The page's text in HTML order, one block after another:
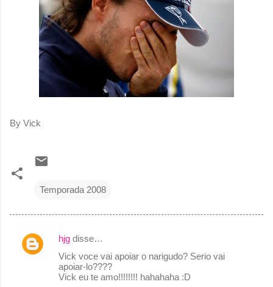
By Vick
Temporada 2008
C
hjg disse…
Vick voce vai apoiar o narigudo? Serio vai
apoiar-lo????
Vick eu te amo!!!!!!!! hahahaha :D